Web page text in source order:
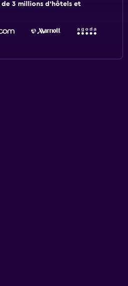
3 millions d'hôtels et